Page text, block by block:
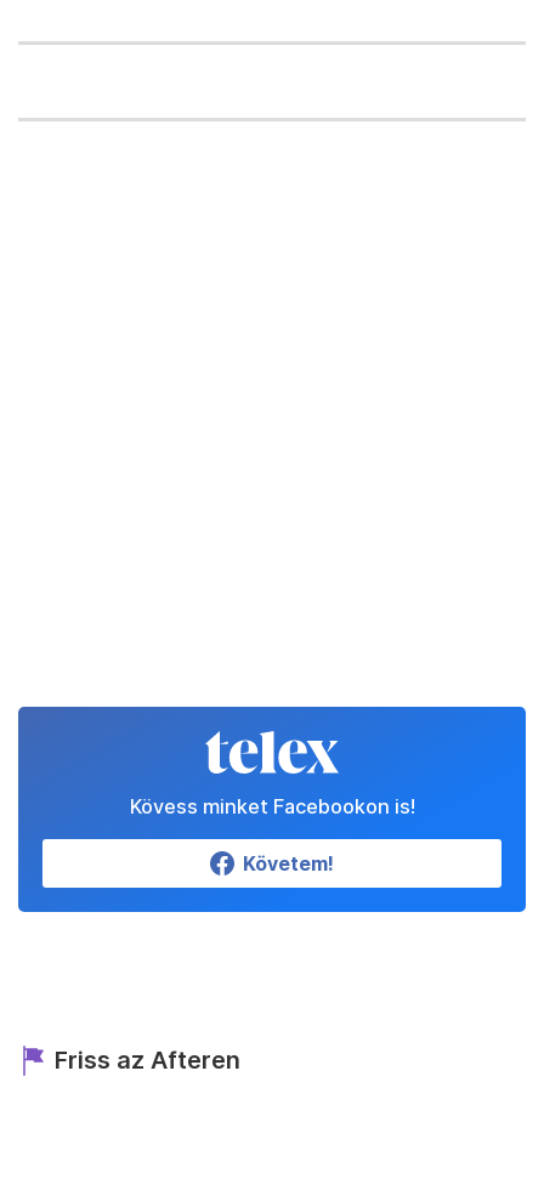
Kövess minket Facebookon is!
Követem!
Friss az Afteren